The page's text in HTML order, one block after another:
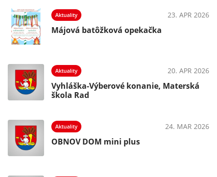
Aktuality 23. APR 2026
Májová batôžková opekačka
Aktuality 20. APR 2026
Vyhláška-Výberové konanie, Materská
škola Rad
Aktuality 24. MAR 2026
OBNOV DOM mini plus